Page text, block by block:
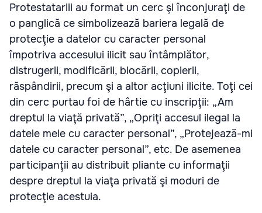
Protestatariii au format un cerc şi înconjuraţi de
o panglică ce simbolizează bariera legală de
protecţie a datelor cu caracter personal
împotriva accesului ilicit sau întâmplător,
distrugerii, modificării, blocării, copierii,
răspândirii, precum şi a altor acţiuni ilicite. Toţi cei
din cerc purtau foi de hârtie cu inscripţii: „Am
dreptul la viaţă privată”, „Opriţi accesul ilegal la
datele mele cu caracter personal”, „Protejează-mi
datele cu caracter personal”, etc. De asemenea
participanţii au distribuit pliante cu informaţii
despre dreptul la viaţa privată şi moduri de
protecţie acestuia.